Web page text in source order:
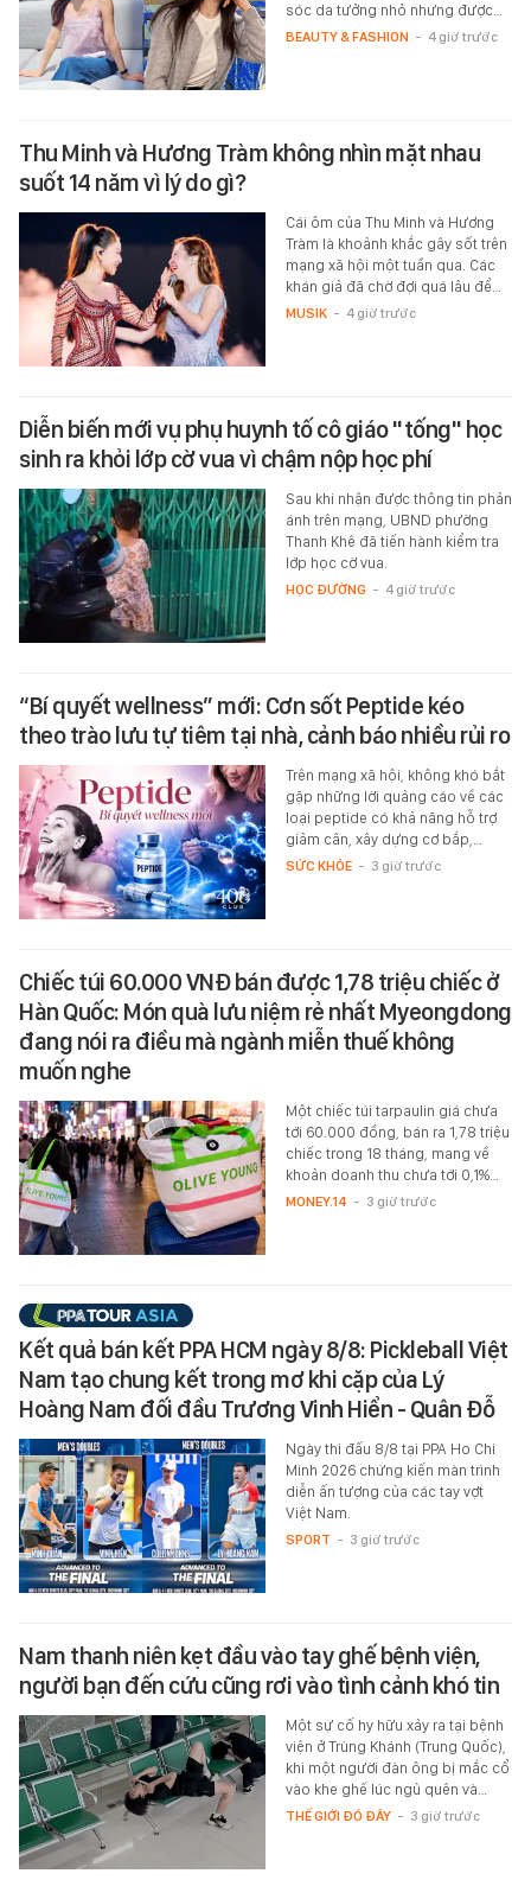
sóc da tưởng nhỏ nhưng được…
BEAUTY & FASHION - 4 giờ trước
Thu Minh và Hương Tràm không nhìn mặt nhau
suốt 14 năm vì lý do gì?
Cái ôm của Thu Minh và Hương
Tràm là khoảnh khắc gây sốt trên
mạng xã hội một tuần qua. Các
khán giả đã chờ đợi quá lâu để…
MUSIK - 4 giờ trước
Diễn biến mới vụ phụ huynh tố cô giáo "tống" học
sinh ra khỏi lớp cờ vua vì chậm nộp học phí
Sau khi nhận được thông tin phản
ánh trên mạng, UBND phường
Thanh Khê đã tiến hành kiểm tra
lớp học cờ vua.
HỌC ĐƯỜNG - 4 giờ trước
“Bí quyết wellness” mới: Cơn sốt Peptide kéo
theo trào lưu tự tiêm tại nhà, cảnh báo nhiều rủi ro
Trên mạng xã hội, không khó bắt
gặp những lời quảng cáo về các
loại peptide có khả năng hỗ trợ
giảm cân, xây dựng cơ bắp,…
SỨC KHỎE - 3 giờ trước
Chiếc túi 60.000 VNĐ bán được 1,78 triệu chiếc ở
Hàn Quốc: Món quà lưu niệm rẻ nhất Myeongdong
đang nói ra điều mà ngành miễn thuế không
muốn nghe
Một chiếc túi tarpaulin giá chưa
tới 60.000 đồng, bán ra 1,78 triệu
chiếc trong 18 tháng, mang về
khoản doanh thu chưa tới 0,1%…
MONEY.14 - 3 giờ trước
Kết quả bán kết PPA HCM ngày 8/8: Pickleball Việt
Nam tạo chung kết trong mơ khi cặp của Lý
Hoàng Nam đối đầu Trương Vinh Hiển - Quân Đỗ
Ngày thi đấu 8/8 tại PPA Ho Chi
Minh 2026 chứng kiến màn trình
diễn ấn tượng của các tay vợt
Việt Nam.
SPORT - 3 giờ trước
Nam thanh niên kẹt đầu vào tay ghế bệnh viện,
người bạn đến cứu cũng rơi vào tình cảnh khó tin
Một sự cố hy hữu xảy ra tại bệnh
viện ở Trùng Khánh (Trung Quốc),
khi một người đàn ông bị mắc cổ
vào khe ghế lúc ngủ quên và…
THẾ GIỚI ĐÓ ĐÂY - 3 giờ trước